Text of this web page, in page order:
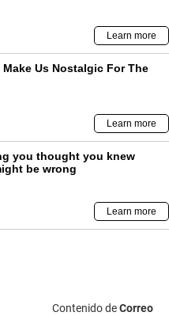
Contenido deCorreo